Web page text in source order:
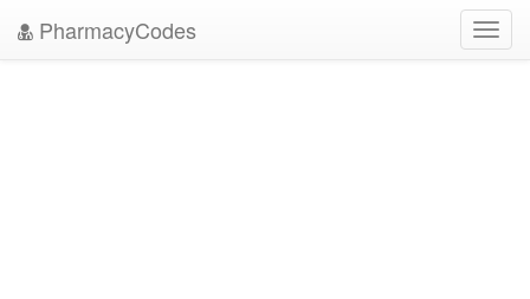
PharmacyCodes